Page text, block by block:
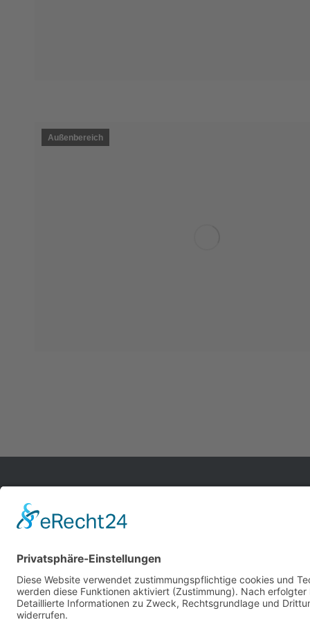
Außenbereich
tio-concepts ist Ihr Profi für die Büroeinrichtung mit
Sie bei der Gestaltung Ihrer Bürowelt und liefern
einer Hand.